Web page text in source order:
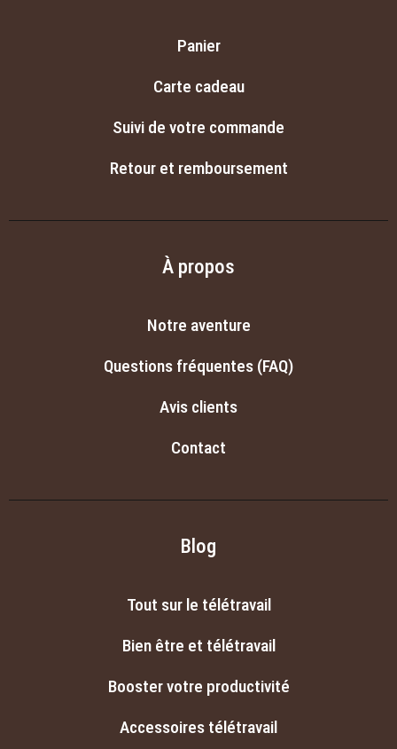
Panier
Carte cadeau
Suivi de votre commande
Retour et remboursement
À propos
Notre aventure
Questions fréquentes (FAQ)
Avis clients
Contact
Blog
Tout sur le télétravail
Bien être et télétravail
Booster votre productivité
Accessoires télétravail